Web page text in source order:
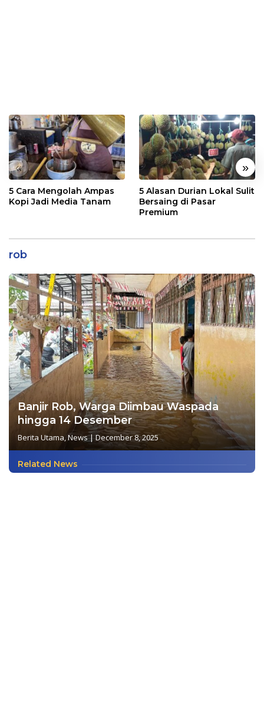
« »
5 Cara Mengolah Ampas
Kopi Jadi Media Tanam
5 Alasan Durian Lokal Sulit
Bersaing di Pasar
Premium
rob
Banjir Rob, Warga Diimbau Waspada
hingga 14 Desember
Berita Utama,News| December 8, 2025
Related News